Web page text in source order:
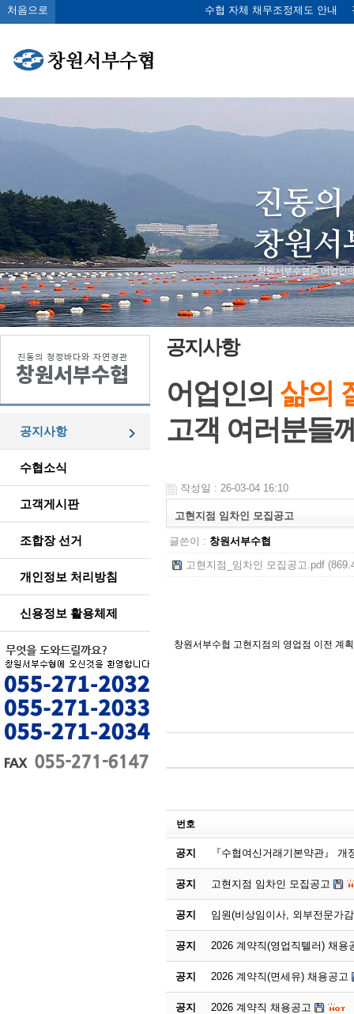
처음으로 수협 자체 채무조정제도 안내
공지사항
수협소식
고객게시판
조합장 선거
개인정보 처리방침
신용정보 활용체제
공지사항
어업인의 삶의
고객 여러분들
작성일 : 26-03-04 16:10
고현지점 임차인 모집공고
글쓴이 : 창원서부수협
고현지점_임차인 모집공고.pdf
창원서부수협 고현지점의 영업점 이전 계
번호
공지 『수협여신거래기본약관』 개
공지 고현지점 임차인 모집공고
공지 임원(비상임이사, 외부전문가
공지 2026 계약직(영업직텔러) 채용
공지 2026 계약직(면세유) 채용공고
공지 2026 계약직 채용공고